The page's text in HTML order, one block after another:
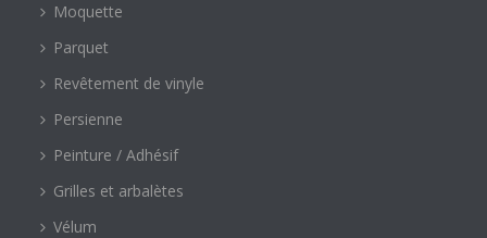
Moquette
Parquet
Revêtement de vinyle
Persienne
Peinture / Adhésif
Grilles et arbalètes
Vélum